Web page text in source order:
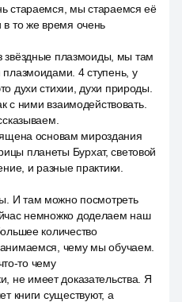
стараемся, мы стараемся её
то же время очень
звёздные плазмоиды, мы там
4 ступень, у
духи стихии, духи природы.
с ними взаимодействовать.
основам мироздания
планеты Бурхат, световой
и разные практики.
И там можно посмотреть
немножко доделаем наш
количество
чему мы обучаем.
то чему
не имеет доказательства. Я
книги существуют, а